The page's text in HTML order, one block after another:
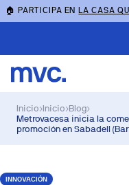
🏠 PARTICIPA ENLA CASA
Inicio›Inicio›Blog›
Metrovacesa inicia la
promoción en Sabadell
INNOVACIÓN